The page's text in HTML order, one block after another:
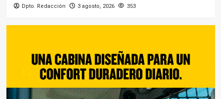
Dpto. Redacción 3 agosto, 2026 353